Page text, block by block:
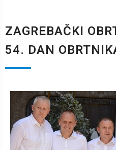
ZAGREBAČKI
54. DAN